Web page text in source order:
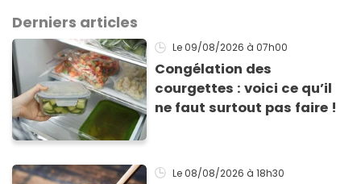
Derniers articles
Le 09/08/2026 à 07h00
Congélation des
courgettes : voici ce qu’il
ne faut surtout pas faire !
Le 08/08/2026 à 18h30